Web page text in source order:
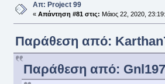
Απ: Project 99
« Απάντηση #81 στις: Μάιος 22, 2020,
Παράθεση από:
Παράθεση από: